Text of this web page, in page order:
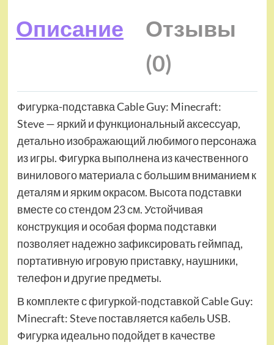
Описание
Отзывы
(0)
Фигурка-подставка Cable Guy: Minecraft:
Steve — яркий и функциональный аксессуар,
детально изображающий любимого персонажа
из игры. Фигурка выполнена из качественного
винилового материала с большим вниманием к
деталям и ярким окрасом. Высота подставки
вместе со стендом 23 см. Устойчивая
конструкция и особая форма подставки
позволяет надежно зафиксировать геймпад,
портативную игровую приставку, наушники,
телефон и другие предметы.
В комплекте с фигуркой-подставкой Cable Guy:
Minecraft: Steve поставляется кабель USB.
Фигурка идеально подойдет в качестве